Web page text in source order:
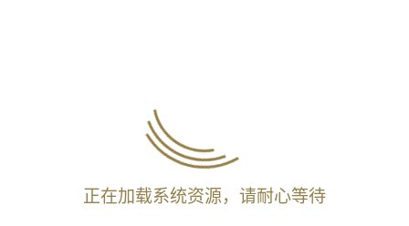
正在加载系统资源，请耐心等待